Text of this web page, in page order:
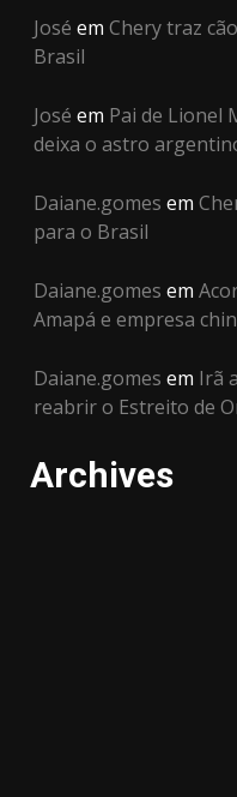
José em Chery traz
Brasil
José em Pai de Lionel
deixa o astro
Daiane.gomes em
para o Brasil
Daiane.gomes em
Amapá e empresa
Daiane.gomes em Irã
reabrir o Estreito de
Archives